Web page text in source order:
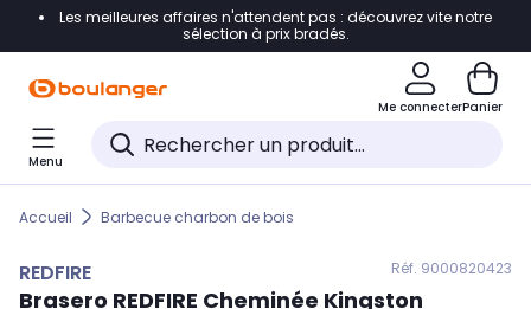
Accéder directement à la navigation
Accéder directement au pied de page
Accéder directement au chatbot
Les meilleures affaires n'attendent pas : découvrez vite notre
sélection à prix bradés.
Me connecterPanier
Menu
Accueil Barbecue charbon de bois
REDFIRE Réf. 9000820423
Brasero REDFIRE Cheminée Kingston